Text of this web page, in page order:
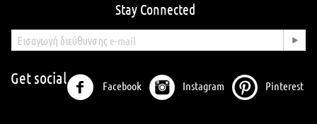
Stay Connected
Get social Facebook Instagram Pinterest